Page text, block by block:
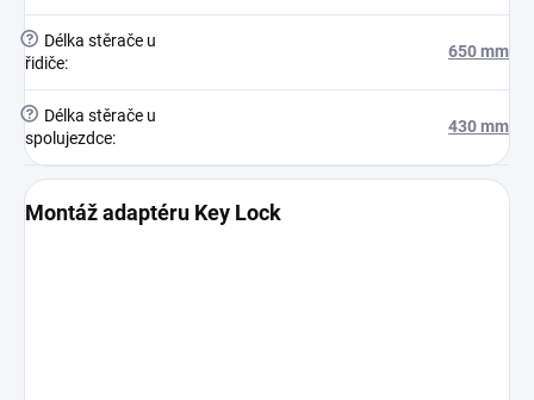
?
Délka stěrače u
řidiče:
650 mm
?
Délka stěrače u
spolujezdce:
430 mm
Montáž adaptéru Key Lock